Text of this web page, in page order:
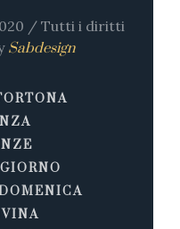
/ Tutti i diritti
Sabdesign